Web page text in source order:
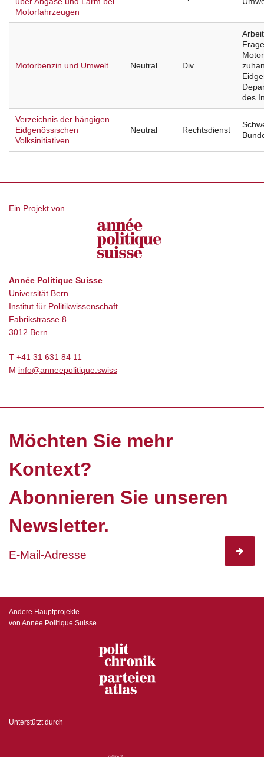
Motorfahrzeugen
Motorbenzin und Umwelt Neutral Div.
des
Verzeichnis der hängigen
Eidgenössischen
Volksinitiativen
Neutral Rechtsdienst
Ein Projekt von
Année Politique Suisse
Universität Bern
Institut für Politikwissenschaft
Fabrikstrasse 8
3012 Bern
T +41 31 631 84 11
M info@anneepolitique.swiss
Möchten Sie mehr
Kontext?
Abonnieren Sie unseren
Newsletter.
Andere Hauptprojekte
von Année Politique Suisse
Unterstützt durch